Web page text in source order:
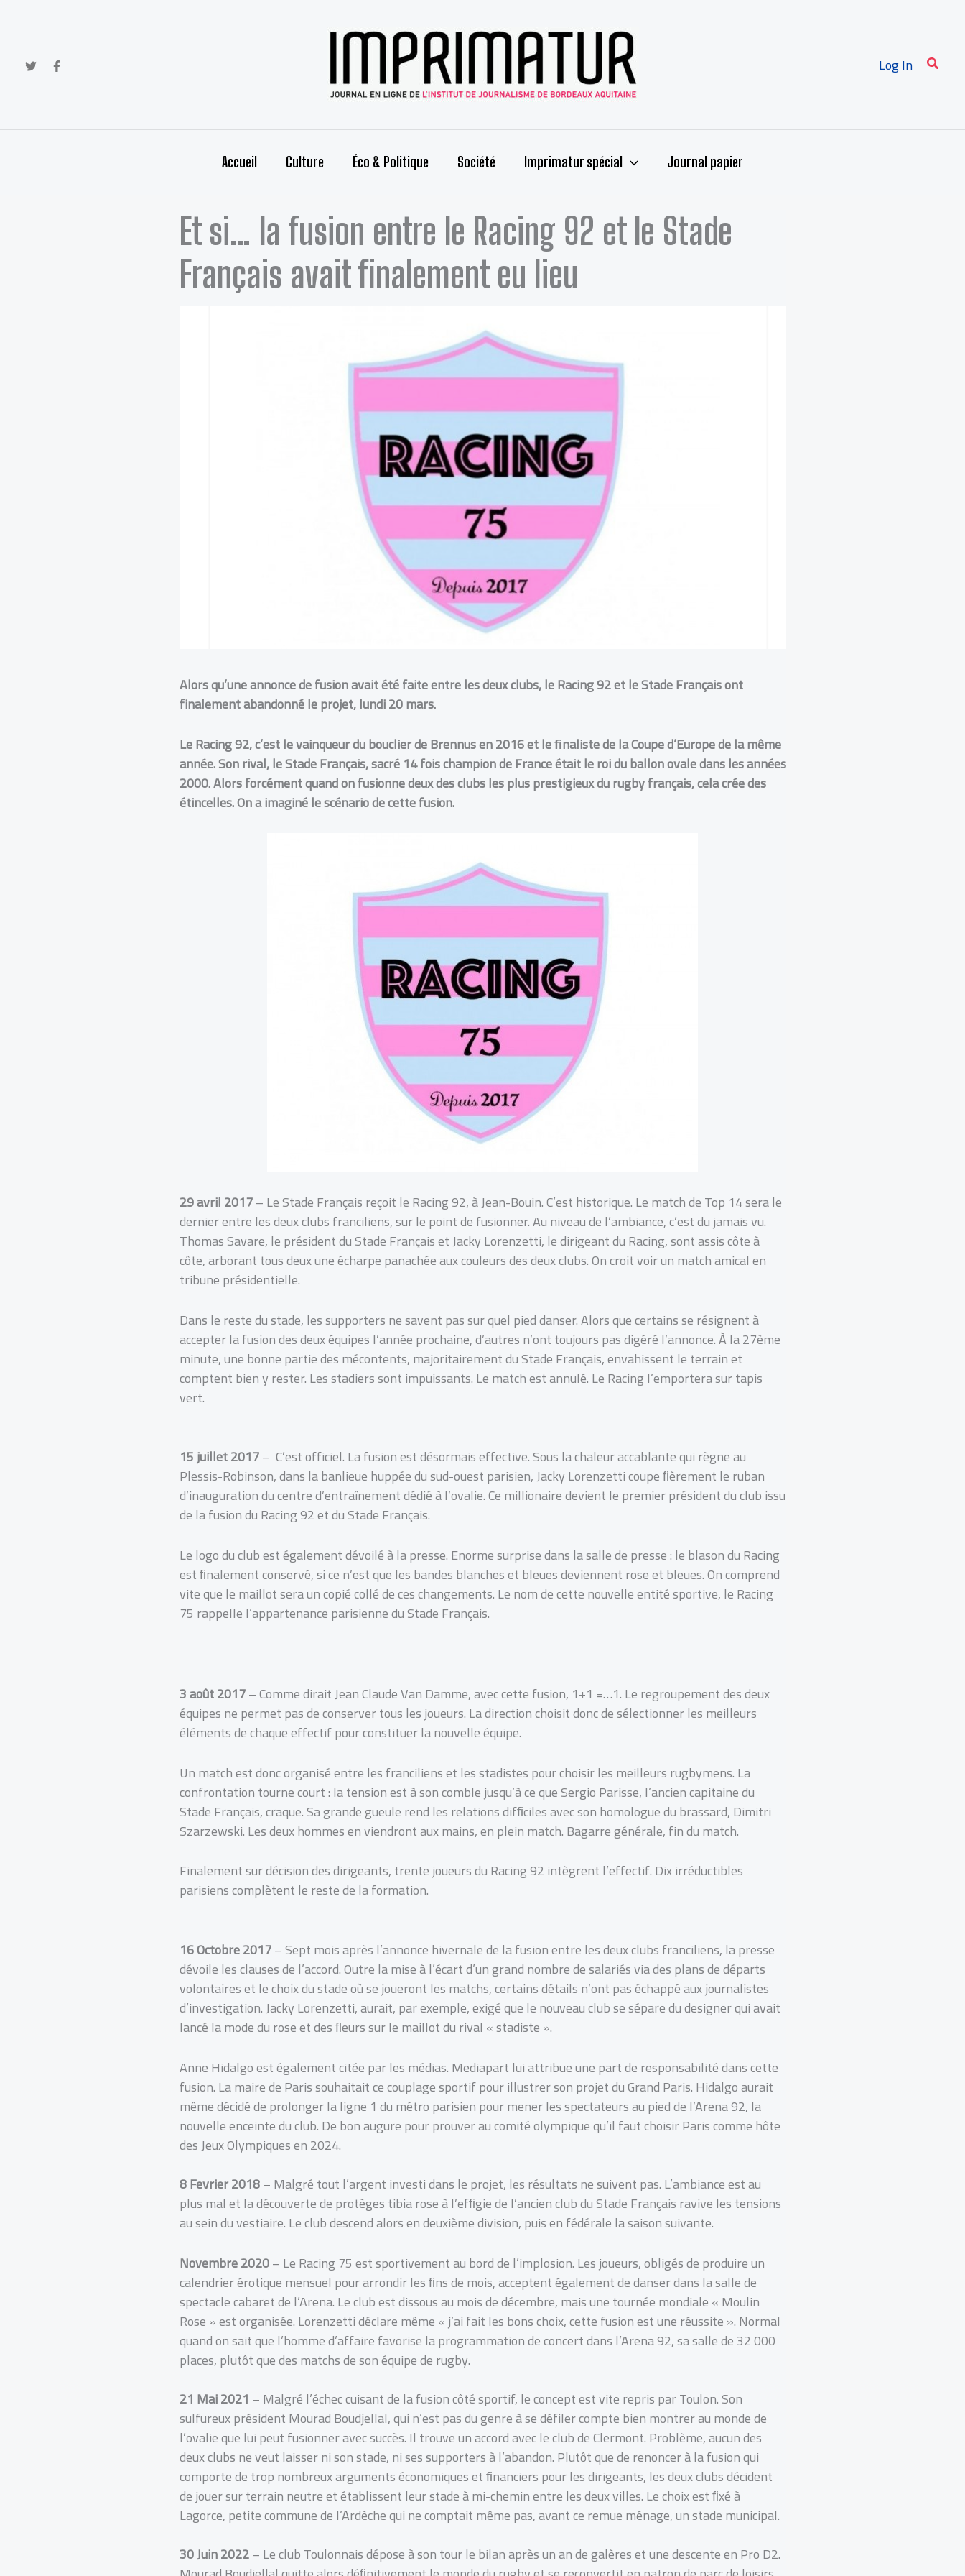
Log In
Accueil Culture Éco & Politique Société Imprimatur spécial Journal papier
Et si… la fusion entre le Racing 92 et le Stade
Français avait finalement eu lieu
Alors qu’une annonce de fusion avait été faite entre les deux clubs, le Racing 92 et le Stade Françaisont
finalement abandonné le projet, lundi 20 mars.
Le Racing 92, c’est le vainqueur du bouclier de Brennus en 2016 et le ﬁnaliste de la Coupe d’Europe de la même
année. Son rival, le Stade Français, sacré 14 fois champion de France était le roi du ballon ovale dans les années
2000. Alors forcément quand on fusionne deux des clubs les plus prestigieux du rugby français, cela crée des
étincelles. On a imaginé le scénario de cette fusion.
29 avril 2017– Le Stade Français reçoit le Racing 92, à Jean-Bouin. C’est historique. Le match de Top 14 sera le
dernier entre les deux clubs franciliens, sur le point de fusionner. Au niveau de l’ambiance, c’est du jamais vu.
Thomas Savare, le président du Stade Français et Jacky Lorenzetti, le dirigeant du Racing, sont assis côte à
côte, arborant tous deux une écharpe panachée aux couleurs des deux clubs. On croit voir un match amical en
tribune présidentielle.
Dans le reste du stade, les supporters ne savent pas sur quel pied danser. Alors que certains se résignent à
accepter la fusion des deux équipes l’année prochaine, d’autres n’ont toujours pas digéré l’annonce. À la 27ème
minute, une bonne partie des mécontents, majoritairement du Stade Français, envahissent le terrain et
comptent bien y rester. Les stadiers sont impuissants. Le match est annulé. Le Racing l’emportera sur tapis
vert.
15 juillet 2017– C’est officiel. La fusion est désormais effective. Sous la chaleur accablante qui règne au
Plessis-Robinson, dans la banlieue huppée du sud-ouest parisien, Jacky Lorenzetti coupe ﬁèrement le ruban
d’inauguration du centre d’entraînement dédié à l’ovalie. Ce millionaire devient le premier président du club issu
de la fusion du Racing 92 et du Stade Français.
Le logo du club est également dévoilé à la presse. Enorme surprise dans la salle de presse : le blason du Racing
est ﬁnalement conservé, si ce n’est que les bandes blanches et bleues deviennent rose et bleues. On comprend
vite que le maillot sera un copié collé de ces changements. Le nom de cette nouvelle entité sportive, le Racing
75 rappelle l’appartenance parisienne du Stade Français.
3 août 2017– Comme dirait Jean Claude Van Damme, avec cette fusion, 1+1 =…1. Le regroupement des deux
équipes ne permet pas de conserver tous les joueurs. La direction choisit donc de sélectionner les meilleurs
éléments de chaque effectif pour constituer la nouvelle équipe.
Un match est donc organisé entre les franciliens et les stadistes pour choisir les meilleurs rugbymens. La
confrontation tourne court : la tension est à son comble jusqu’à ce que Sergio Parisse, l’ancien capitaine du
Stade Français, craque. Sa grande gueule rend les relations difﬁciles avec son homologue du brassard, Dimitri
Szarzewski. Les deux hommes en viendront aux mains, en plein match. Bagarre générale, fin du match.
Finalement sur décision des dirigeants, trente joueurs du Racing 92 intègrent l’effectif. Dix irréductibles
parisiens complètent le reste de la formation.
16 Octobre 2017– Sept mois après l’annonce hivernale de la fusion entre les deux clubs franciliens, la presse
dévoile les clauses de l’accord. Outre la mise à l’écart d’un grand nombre de salariés via des plans de départs
volontaires et le choix du stade où se joueront les matchs, certains détails n’ont pas échappé aux journalistes
d’investigation. Jacky Lorenzetti, aurait, par exemple, exigé que le nouveau club se sépare du designer qui avait
lancé la mode du rose et des ﬂeurs sur le maillot du rival « stadiste ».
Anne Hidalgo est également citée par les médias. Mediapart lui attribue une part de responsabilité dans cette
fusion. La maire de Paris souhaitait ce couplage sportif pour illustrer son projet du Grand Paris. Hidalgo aurait
même décidé de prolonger la ligne 1 du métro parisien pour mener les spectateurs au pied de l’Arena 92, la
nouvelle enceinte du club. De bon augure pour prouver au comité olympique qu’il faut choisir Paris comme hôte
des Jeux Olympiques en 2024.
8 Fevrier 2018– Malgré tout l’argent investi dans le projet, les résultats ne suivent pas. L’ambiance est au
plus mal et la découverte de protèges tibia rose à l’efﬁgie de l’ancien club du Stade Français ravive les tensions
au sein du vestiaire. Le club descend alors en deuxième division, puis en fédérale la saison suivante.
Novembre 2020– Le Racing 75 est sportivement au bord de l’implosion. Les joueurs, obligés de produire un
calendrier érotique mensuel pour arrondir les ﬁns de mois, acceptent également de danser dans la salle de
spectacle cabaret de l’Arena. Le club est dissous au mois de décembre, mais une tournée mondiale « Moulin
Rose » est organisée. Lorenzetti déclare même « j’ai fait les bons choix, cette fusion est une réussite ». Normal
quand on sait que l’homme d’affaire favorise la programmation de concert dans l’Arena 92, sa salle de 32 000
places, plutôt que des matchs de son équipe de rugby.
21 Mai 2021 – Malgré l’échec cuisant de la fusion côté sportif, le concept est vite repris par Toulon. Son
sulfureux président Mourad Boudjellal, qui n’est pas du genre à se défiler compte bien montrer au monde de
l’ovalie que lui peut fusionner avec succès. Il trouve un accord avec le club de Clermont. Problème, aucun des
deux clubs ne veut laisser ni son stade, ni ses supporters à l’abandon. Plutôt que de renoncer à la fusion qui
comporte de trop nombreux arguments économiques et ﬁnanciers pour les dirigeants, les deux clubs décident
de jouer sur terrain neutre et établissent leur stade à mi-chemin entre les deux villes. Le choix est ﬁxé à
Lagorce, petite commune de l’Ardèche qui ne comptait même pas, avant ce remue ménage, un stade municipal.
30 Juin 2022– Le club Toulonnais dépose à son tour le bilan après un an de galères et une descente en Pro D2.